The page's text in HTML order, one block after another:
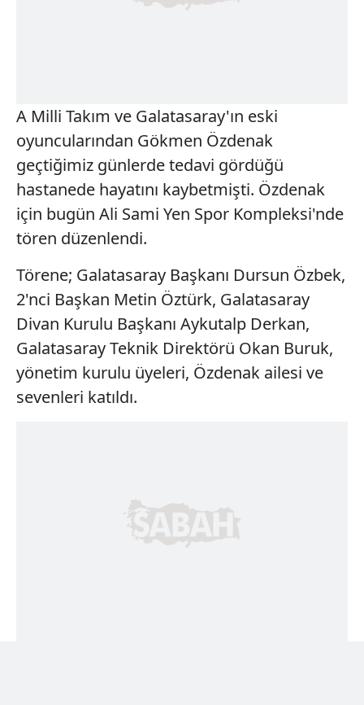
A Milli Takım ve Galatasaray'ın eski
oyuncularından Gökmen Özdenak
geçtiğimiz günlerde tedavi gördüğü
hastanede hayatını kaybetmişti. Özdenak
için bugün Ali Sami Yen Spor Kompleksi'nde
tören düzenlendi.
Törene; Galatasaray Başkanı Dursun Özbek,
2'nci Başkan Metin Öztürk, Galatasaray
Divan Kurulu Başkanı Aykutalp Derkan,
Galatasaray Teknik Direktörü Okan Buruk,
yönetim kurulu üyeleri, Özdenak ailesi ve
sevenleri katıldı.